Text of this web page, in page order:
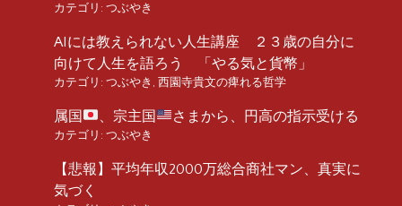
カテゴリ: つぶやき
AIには教えられない人生講座 ２３歳の自分に
向けて人生を語ろう 「やる気と貨幣」
カテゴリ: つぶやき 西園寺貴文の痺れる哲学
属国 、宗主国 さまから、円高の指示受ける
カテゴリ: つぶやき
【悲報】平均年収2000万総合商社マン、真実に
気づく